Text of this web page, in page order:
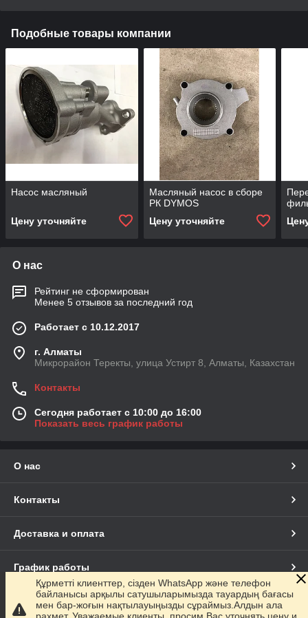
Подобные товары компании
Насос масляный
Цену уточняйте
Масляный насос в сборе
РК DYMOS
Цену уточняйте
О нас
Рейтинг не сформирован
Менее 5 отзывов за последний год
Работает с 10.12.2017
г. Алматы
Микрорайон Теректы, улица Устирт 8, Алматы, Казахстан
Контакты
Сегодня работает с 10:00 до 16:00
Показать весь график работы
О нас
Контакты
Доставка и оплата
График работы
Полная версия сайта
Құрметті клиенттер, сізден WhatsApp және телефон
байланысы арқылы сатушыларымызда тауардың бағасы
мен бар-жоғын нақтылауыңызды сұраймыз.Алдын ала